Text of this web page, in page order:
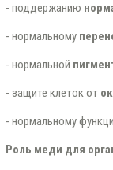
- поддержанию
- нормальному
- нормальной
- защите клеток от
- нормальному
Роль меди для